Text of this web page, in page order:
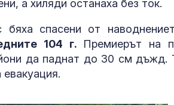
а хиляди останаха без ток.
спасени от
104 г. Премиерът на
да паднат до 30 см